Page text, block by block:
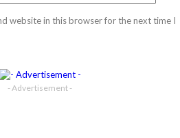
website in this browser for the next time I
- Advertisement -